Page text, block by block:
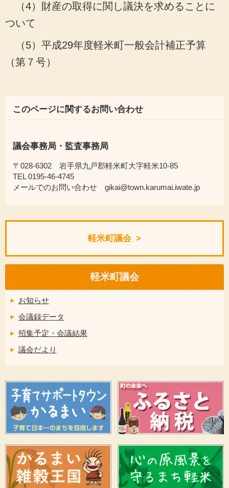
（4）財産の取得に関し議決を求めることに
ついて
（5）平成29年度軽米町一般会計補正予算
（第７号）
このページに関するお問い合わせ
議会事務局・監査事務局
〒028-6302 岩手県九戸郡軽米町大字軽米10-85
TEL 0195-46-4745
メールでのお問い合わせ gikai@town.karumai.iwate.jp
軽米町議会
軽米町議会
お知らせ
会議録データ
招集予定・会議結果
議会だより